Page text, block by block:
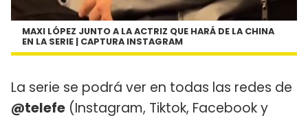
MAXI LÓPEZ JUNTO A LA ACTRIZ QUE HARÁ DE LA CHINA
EN LA SERIE | CAPTURA INSTAGRAM
La serie se podrá ver en todas las redes de
@telefe (Instagram, Tiktok, Facebook y